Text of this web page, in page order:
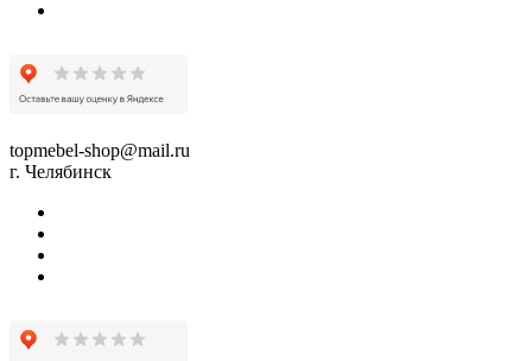
topmebel-shop@mail.ru
г. Челябинск